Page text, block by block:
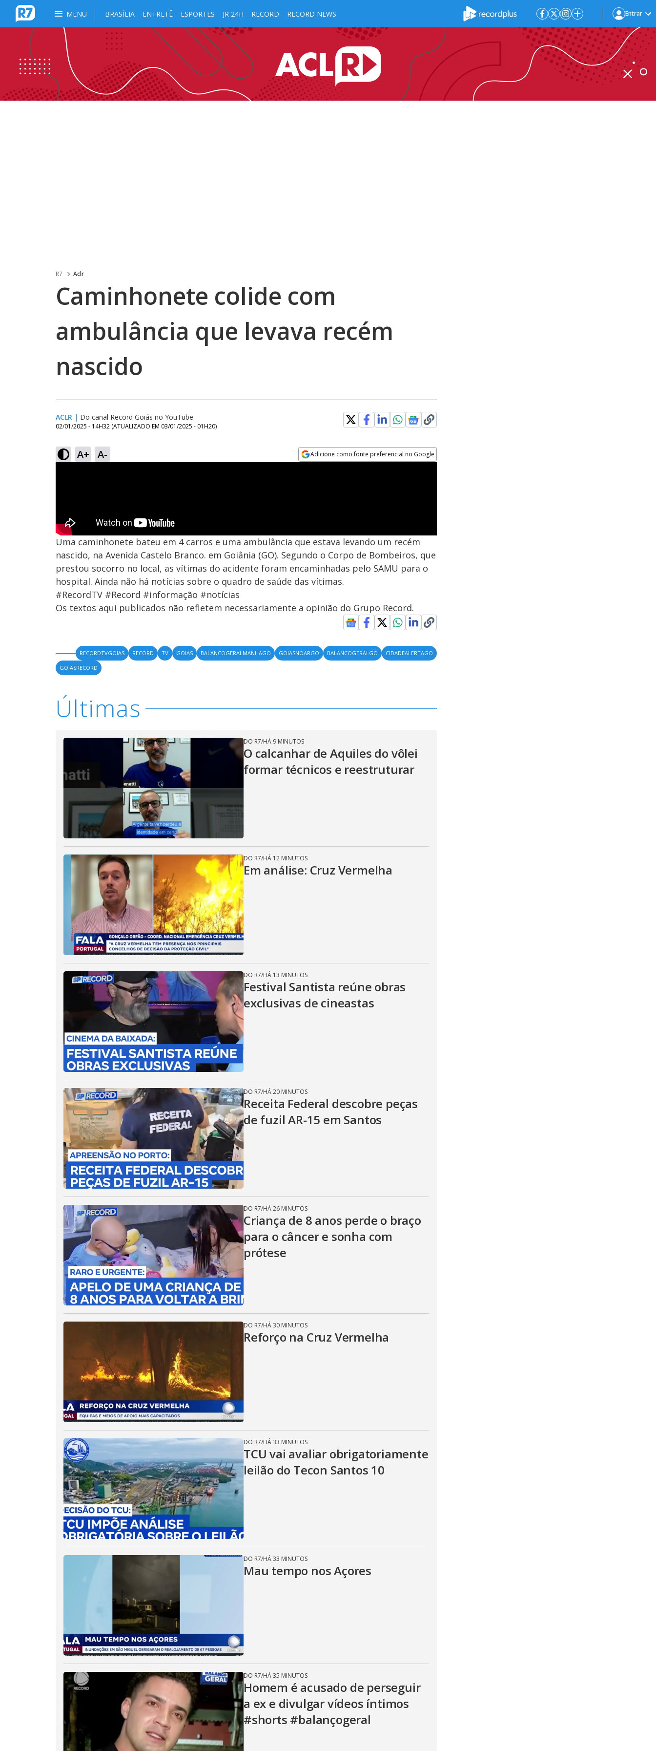
MENU BRASÍLIA ENTRETÊ ESPORTES JR 24H RECORD RECORD NEWS Entrar
R7 Aclr
Caminhonete colide com
ambulância que levava recém
nascido
ACLR | Do canal Record Goiás no YouTube
02/01/2025 - 14H32 (ATUALIZADO EM 03/01/2025 - 01H20)
A+ A- Adicione como fonte preferencial no Google
Uma caminhonete bateu em 4 carros e uma ambulância que estava levando um recém
nascido, na Avenida Castelo Branco. em Goiânia (GO). Segundo o Corpo de Bombeiros, que
prestou socorro no local, as vítimas do acidente foram encaminhadas pelo SAMU para o
hospital. Ainda não há notícias sobre o quadro de saúde das vítimas.
#RecordTV #Record #informação #notícias
Os textos aqui publicados não refletem necessariamente a opinião do Grupo Record.
RECORDTVGOIAS RECORD TV GOIAS BALANCOGERALMANHAGO GOIASNOARGO BALANCOGERALGO
CIDADEALERTAGO
GOIASRECORD
Últimas
DO R7/HÁ 9 MINUTOS
O calcanhar de Aquiles do vôlei
formar técnicos e reestruturar
DO R7/HÁ 12 MINUTOS
Em análise: Cruz Vermelha
DO R7/HÁ 13 MINUTOS
Festival Santista reúne obras
exclusivas de cineastas
DO R7/HÁ 20 MINUTOS
Receita Federal descobre peças
de fuzil AR-15 em Santos
DO R7/HÁ 26 MINUTOS
Criança de 8 anos perde o braço
para o câncer e sonha com
prótese
DO R7/HÁ 30 MINUTOS
Reforço na Cruz Vermelha
DO R7/HÁ 33 MINUTOS
TCU vai avaliar obrigatoriamente
leilão do Tecon Santos 10
DO R7/HÁ 33 MINUTOS
Mau tempo nos Açores
DO R7/HÁ 35 MINUTOS
Homem é acusado de perseguir
a ex e divulgar vídeos íntimos
#shorts #balançogeral